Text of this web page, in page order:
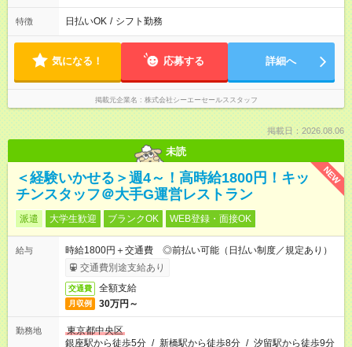
特徴 日払いOK / シフト勤務
気になる！ 応募する 詳細へ
掲載元企業名 株式会社シーエーセールススタッフ
掲載日：2026.08.06
未読
NEW
＜経験いかせる＞週4～！高時給1800円！キッ
チンスタッフ＠大手G運営レストラン
派遣 大学生歓迎 ブランクOK WEB登録・面接OK
給与
時給1800円＋交通費 ◎前払い可能（日払い制度／規定あり）
交通費別途支給あり
交通費 全額支給
月収例 30万円～
勤務地
東京都中央区
銀座駅から徒歩5分 / 新橋駅から徒歩8分 / 汐留駅から徒歩9分